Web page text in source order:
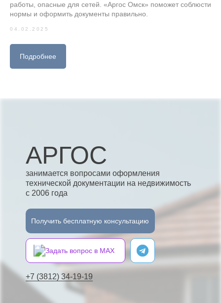
работы, опасные для сетей. «Аргос Омск» поможет соблюсти
нормы и оформить документы правильно.
04.02.2025
Подробнее
АРГОС
занимается вопросами оформления
технической документации на недвижимость
с 2006 года
Получить бесплатную консультацию
+7 (3812) 34-19-19
Задать вопрос в MAX